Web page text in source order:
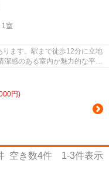
1室
ます。駅まで徒歩12分に立地
潔感のある室内が魅力的な平成
円)
空き数4件 1-3件表示